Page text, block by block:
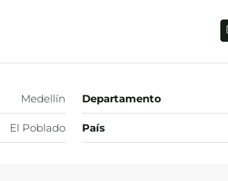
Medellín Departamento
El Poblado País